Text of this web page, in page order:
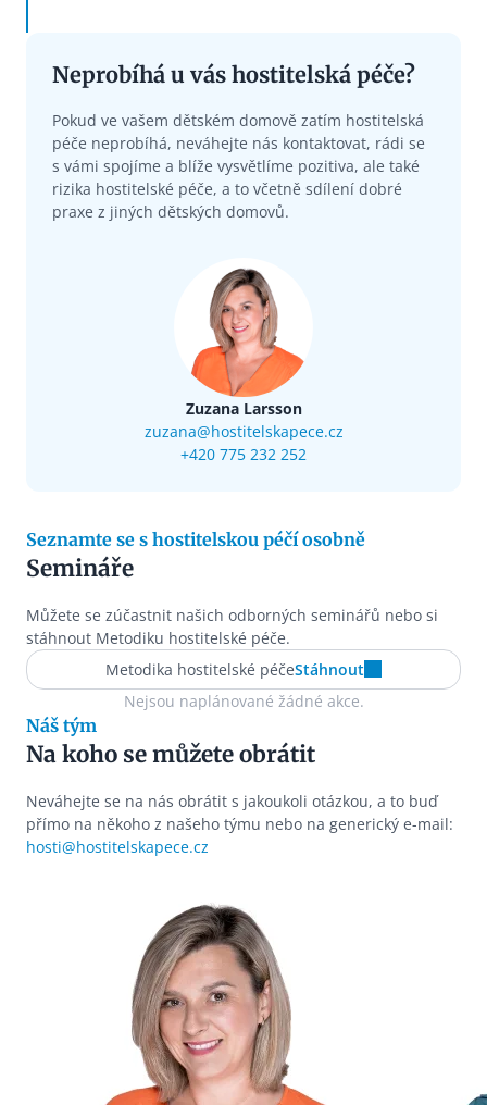
Neprobíhá u vás hostitelská péče?
Pokud ve vašem dětském domově zatím hostitelská
péče neprobíhá, neváhejte nás kontaktovat, rádi se
s vámi spojíme a blíže vysvětlíme pozitiva, ale také
rizika hostitelské péče, a to včetně sdílení dobré
praxe z jiných dětských domovů.
Zuzana Larsson
zuzana@hostitelskapece.cz
+420 775 232 252
Seznamte se s hostitelskou péčí osobně
Semináře
Můžete se zúčastnit našich odborných seminářů nebo si
stáhnout Metodiku hostitelské péče.
Metodika hostitelské péčeStáhnout
Nejsou naplánované žádné akce.
Náš tým
Na koho se můžete obrátit
Neváhejte se na nás obrátit s jakoukoli otázkou, a to buď
přímo na někoho z našeho týmu nebo na generický e-mail:
hosti@hostitelskapece.cz